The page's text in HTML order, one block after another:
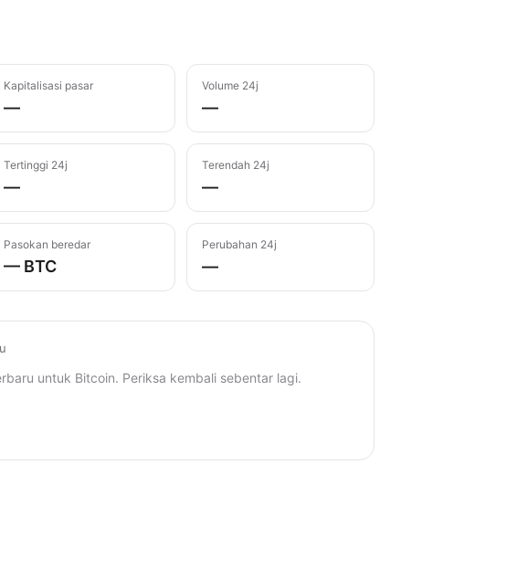
Kapitalisasi pasar
—
Volume 24j
—
Tertinggi 24j
—
Terendah 24j
—
Pasokan beredar
— BTC
Perubahan 24j
—
untuk Bitcoin. Periksa kembali sebentar lagi.